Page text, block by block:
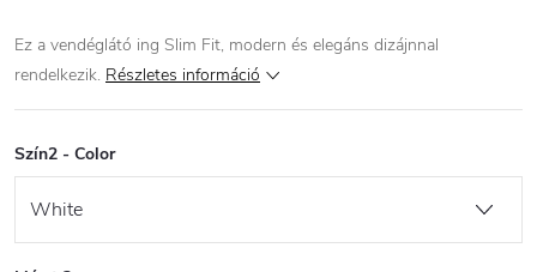
Ez a vendéglátó ing Slim Fit, modern és elegáns dizájnnal
rendelkezik. Részletes információ
Szín2 - Color